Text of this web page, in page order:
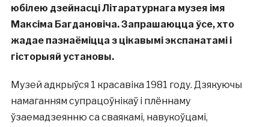
юбілею дзейнасці Літаратурнага музея імя
Максіма Багдановіча. Запрашаюцца ўсе, хто
жадае пазнаёміцца з цікавымі экспанатамі і
гісторыяй установы.
Музей адкрыўся 1 красавіка 1981 году. Дзякуючы
намаганням супрацоўнікаў і плённаму
ўзаемадзеянню са сваякамі, навукоўцамі,